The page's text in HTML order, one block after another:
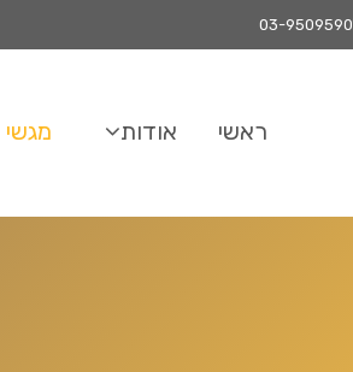
03-9509590
ראשי אודות מגשי